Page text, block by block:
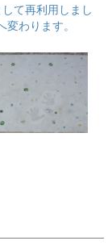
て再利用しまし
わります。